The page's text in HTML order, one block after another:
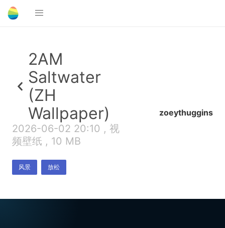
2AM
Saltwater
(ZH
Wallpaper)
2026-06-02 20:10 , 视
频壁纸 , 10 MB
风景 放松
zoeythuggins